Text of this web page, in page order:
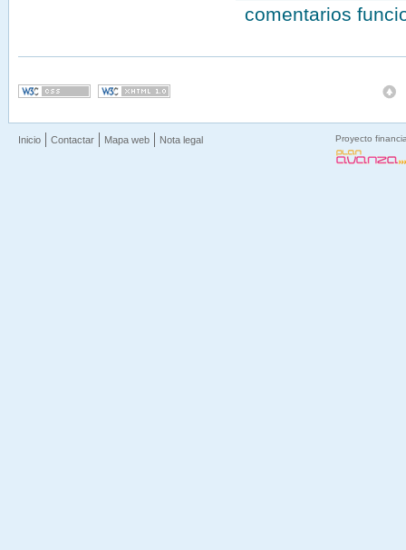
comentarios
Inicio Contactar Mapa web Nota legal Proyecto